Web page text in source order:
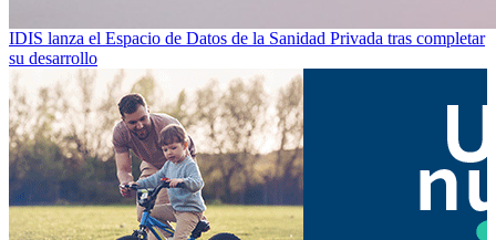
IDIS lanza el Espacio de Datos de la Sanidad Privada tras completar
su desarrollo